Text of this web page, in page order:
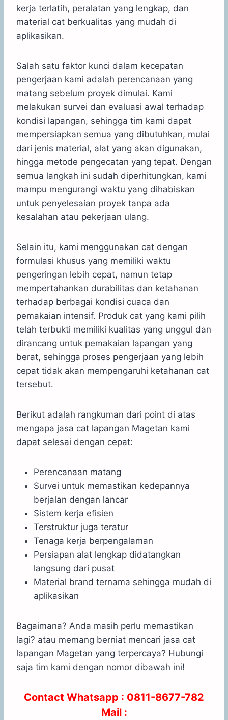
kerja terlatih, peralatan yang lengkap, dan
material cat berkualitas yang mudah di
aplikasikan.
Salah satu faktor kunci dalam kecepatan
pengerjaan kami adalah perencanaan yang
matang sebelum proyek dimulai. Kami
melakukan survei dan evaluasi awal terhadap
kondisi lapangan, sehingga tim kami dapat
mempersiapkan semua yang dibutuhkan, mulai
dari jenis material, alat yang akan digunakan,
hingga metode pengecatan yang tepat. Dengan
semua langkah ini sudah diperhitungkan, kami
mampu mengurangi waktu yang dihabiskan
untuk penyelesaian proyek tanpa ada
kesalahan atau pekerjaan ulang.
Selain itu, kami menggunakan cat dengan
formulasi khusus yang memiliki waktu
pengeringan lebih cepat, namun tetap
mempertahankan durabilitas dan ketahanan
terhadap berbagai kondisi cuaca dan
pemakaian intensif. Produk cat yang kami pilih
telah terbukti memiliki kualitas yang unggul dan
dirancang untuk pemakaian lapangan yang
berat, sehingga proses pengerjaan yang lebih
cepat tidak akan mempengaruhi ketahanan cat
tersebut.
Berikut adalah rangkuman dari point di atas
mengapa jasa cat lapangan Magetan kami
dapat selesai dengan cepat:
Perencanaan matang
Survei untuk memastikan kedepannya
berjalan dengan lancar
Sistem kerja efisien
Terstruktur juga teratur
Tenaga kerja berpengalaman
Persiapan alat lengkap didatangkan
langsung dari pusat
Material brand ternama sehingga mudah di
aplikasikan
Bagaimana? Anda masih perlu memastikan
lagi? atau memang berniat mencari jasa cat
lapangan Magetan yang terpercaya? Hubungi
saja tim kami dengan nomor dibawah ini!
Contact Whatsapp : 0811-8677-782
Mail :